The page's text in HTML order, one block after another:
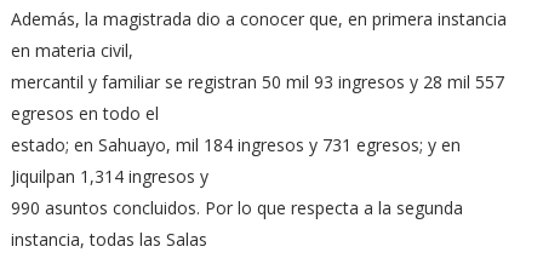
Además, la magistrada dio a conocer que, en primera instancia
en materia civil,
mercantil y familiar se registran 50 mil 93 ingresos y 28 mil 557
egresos en todo el
estado; en Sahuayo, mil 184 ingresos y 731 egresos; y en
Jiquilpan 1,314 ingresos y
990 asuntos concluidos. Por lo que respecta a la segunda
instancia, todas las Salas